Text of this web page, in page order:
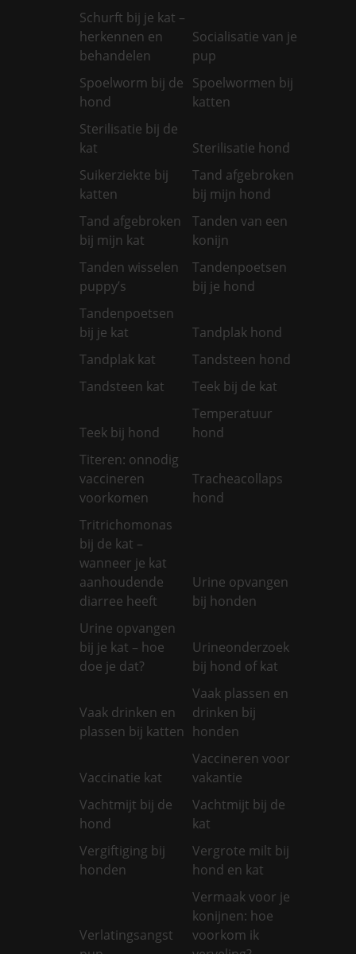
Schurft bij je kat –
herkennen en
behandelen
Socialisatie van je
pup
Spoelworm bij de
hond
Spoelwormen bij
katten
Sterilisatie bij de
kat
Sterilisatie hond
Suikerziekte bij
katten
Tand afgebroken
bij mijn hond
Tand afgebroken
bij mijn kat
Tanden van een
konijn
Tanden wisselen
puppy’s
Tandenpoetsen
bij je hond
Tandenpoetsen
bij je kat
Tandplak hond
Tandplak kat
Tandsteen hond
Tandsteen kat
Teek bij de kat
Teek bij hond
Temperatuur
hond
Titeren: onnodig
vaccineren
voorkomen
Tracheacollaps
hond
Tritrichomonas
bij de kat –
wanneer je kat
aanhoudende
diarree heeft
Urine opvangen
bij honden
Urine opvangen
bij je kat – hoe
doe je dat?
Urineonderzoek
bij hond of kat
Vaak drinken en
plassen bij katten
Vaak plassen en
drinken bij
honden
Vaccinatie kat
Vaccineren voor
vakantie
Vachtmijt bij de
hond
Vachtmijt bij de
kat
Vergiftiging bij
honden
Vergrote milt bij
hond en kat
Verlatingsangst
Vermaak voor je
konijnen: hoe
voorkom ik